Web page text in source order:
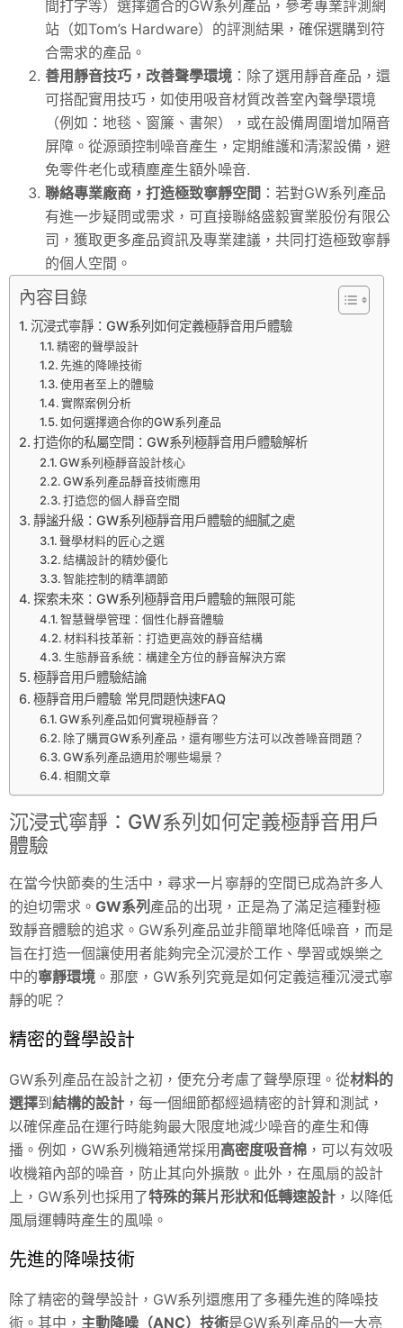
間打字等）選擇適合的GW系列產品，參考專業評測網
站（如Tom’s Hardware）的評測結果，確保選購到符
合需求的產品。
善用靜音技巧，改善聲學環境 ：除了選用靜音產品，還
可搭配實用技巧，如使用吸音材質改善室內聲學環境
（例如：地毯、窗簾、書架），或在設備周圍增加隔音
屏障。從源頭控制噪音產生，定期維護和清潔設備，避
免零件老化或積塵產生額外噪音.
聯絡專業廠商，打造極致寧靜空間 ：若對GW系列產品
有進一步疑問或需求，可直接聯絡盛毅實業股份有限公
司，獲取更多產品資訊及專業建議，共同打造極致寧靜
的個人空間。
內容目錄
沉浸式寧靜：GW系列如何定義極靜音用戶體驗
精密的聲學設計
先進的降噪技術
使用者至上的體驗
實際案例分析
如何選擇適合你的GW系列產品
打造你的私屬空間：GW系列極靜音用戶體驗解析
GW系列極靜音設計核心
GW系列產品靜音技術應用
打造您的個人靜音空間
靜謐升級：GW系列極靜音用戶體驗的細膩之處
聲學材料的匠心之選
結構設計的精妙優化
智能控制的精準調節
探索未來：GW系列極靜音用戶體驗的無限可能
智慧聲學管理：個性化靜音體驗
材料科技革新：打造更高效的靜音結構
生態靜音系統：構建全方位的靜音解決方案
極靜音用戶體驗結論
極靜音用戶體驗 常見問題快速FAQ
GW系列產品如何實現極靜音？
除了購買GW系列產品，還有哪些方法可以改善噪音問題？
GW系列產品適用於哪些場景？
相關文章
沉浸式寧靜：GW系列如何定義極靜音用戶
體驗
在當今快節奏的生活中，尋求一片寧靜的空間已成為許多人
的迫切需求。 GW系列 產品的出現，正是為了滿足這種對極
致靜音體驗的追求。GW系列產品並非簡單地降低噪音，而是
旨在打造一個讓使用者能夠完全沉浸於工作、學習或娛樂之
中的寧靜環境 。那麼，GW系列究竟是如何定義這種沉浸式寧
靜的呢？
精密的聲學設計
GW系列產品在設計之初，便充分考慮了聲學原理。從材料的
選擇到結構的設計 ，每一個細節都經過精密的計算和測試，
以確保產品在運行時能夠最大限度地減少噪音的產生和傳
播。例如，GW系列機箱通常採用高密度吸音棉 ，可以有效吸
收機箱內部的噪音，防止其向外擴散。此外，在風扇的設計
上，GW系列也採用了特殊的葉片形狀和低轉速設計 ，以降低
風扇運轉時產生的風噪。
先進的降噪技術
除了精密的聲學設計，GW系列還應用了多種先進的降噪技
術。其中， 主動降噪（ANC）技術是GW系列產品的一大亮